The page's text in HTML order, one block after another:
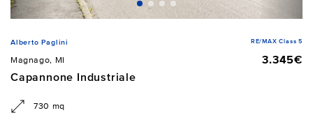
Alberto Paglini RE/MAX Class 5
Magnago, MI
3.345€
Capannone Industriale
730 mq